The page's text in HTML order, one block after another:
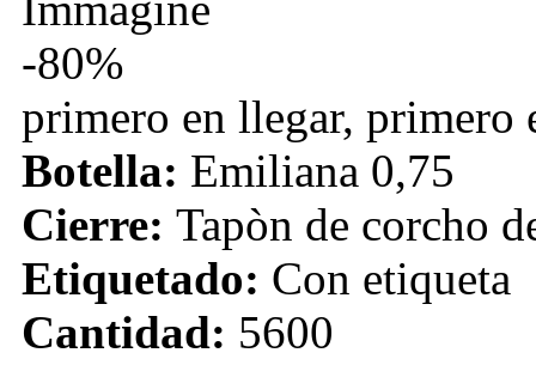
-80%
primero en llegar, primero
Botella: Emiliana 0,75
Cierre: Tapòn de corcho
Etiquetado: Con etiqueta
Cantidad: 5600